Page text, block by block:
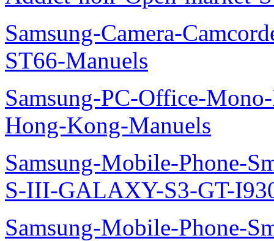
Samsung-Camera-
ST66-Manuels
Samsung-PC-Office-
Hong-Kong-Manuels
Samsung-Mobile-Phone-
S-III-GALAXY-S3-GT-
Samsung-Mobile-Phone-